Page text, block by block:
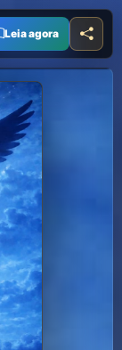
Leia agora